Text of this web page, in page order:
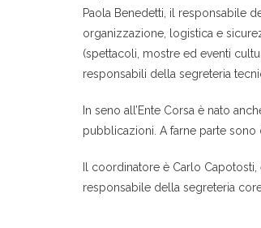
Paola Benedetti, il responsabile
organizzazione, logistica e
(spettacoli, mostre ed eventi
responsabili della segreteria
In seno all’Ente Corsa è nato
pubblicazioni. A farne parte sono
Il coordinatore è Carlo
responsabile della segreteria